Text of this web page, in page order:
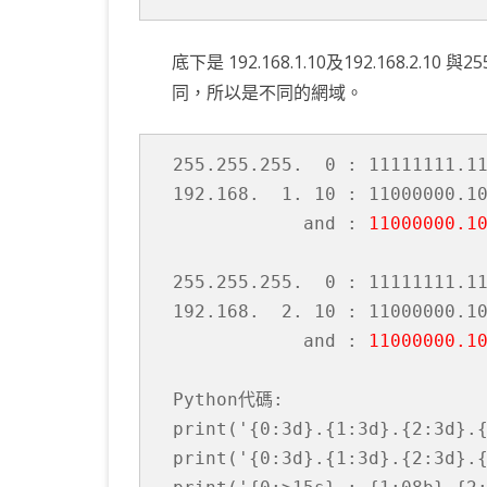
底下是 192.168.1.10及192.168.2.10 與
同，所以是不同的網域。
255.255.255.  0 :
192.168.  1. 10 :
            and :
255.255.255.  0 :
192.168.  2. 10 :
            and :
Python代碼: